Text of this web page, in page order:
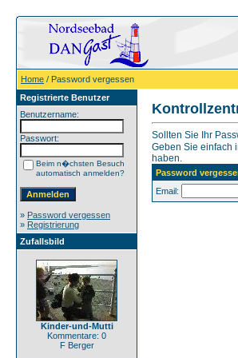
Home / Password vergessen
Registrierte Benutzer
Benutzername:
Passwort:
Beim n�chsten Besuch
automatisch anmelden?
» Password vergessen
» Registrierung
Zufallsbild
Kinder-und-Mutti
Kommentare: 0
F Berger
Sollten Sie Ihr
Geben Sie einfach
haben.
Password
Email: